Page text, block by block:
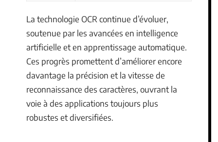
La technologie OCR continue d’évoluer,
soutenue par les avancées en intelligence
artificielle et en apprentissage automatique.
Ces progrès promettent d’améliorer encore
davantage la précision et la vitesse de
reconnaissance des caractères, ouvrant la
voie à des applications toujours plus
robustes et diversifiées.